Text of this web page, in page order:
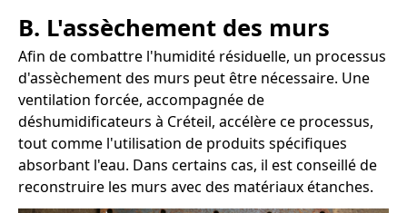
B. L'assèchement des murs
Afin de combattre l'humidité résiduelle, un processus
d'assèchement des murs peut être nécessaire. Une
ventilation forcée, accompagnée de
déshumidificateurs à Créteil, accélère ce processus,
tout comme l'utilisation de produits spécifiques
absorbant l'eau. Dans certains cas, il est conseillé de
reconstruire les murs avec des matériaux étanches.